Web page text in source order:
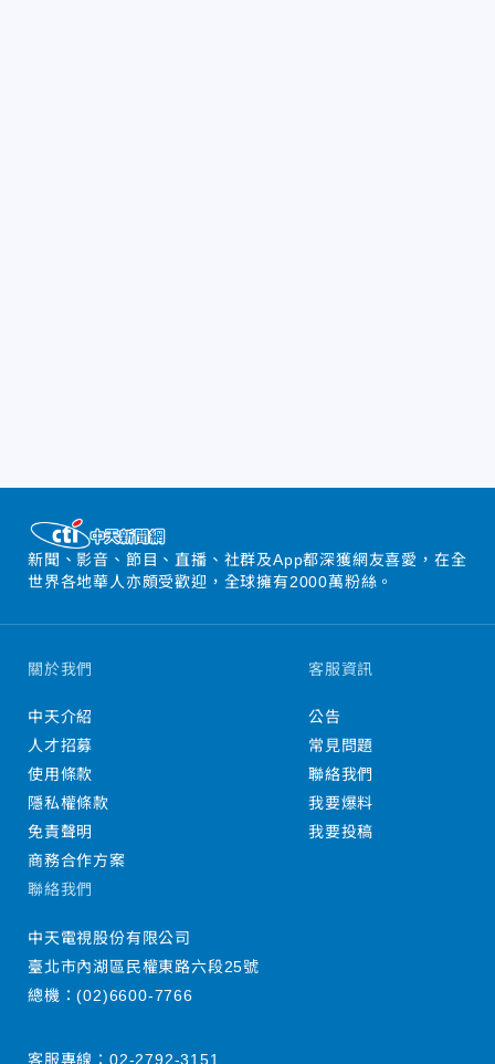
新聞、影音、節目、直播、社群及App都深獲網友喜愛，在全
世界各地華人亦頗受歡迎，全球擁有2000萬粉絲。
關於我們
中天介紹
人才招募
使用條款
隱私權條款
免責聲明
商務合作方案
客服資訊
公告
常見問題
聯絡我們
我要爆料
我要投稿
聯絡我們
中天電視股份有限公司
臺北市內湖區民權東路六段25號
總機：(02)6600-7766
客服專線： 02-2792-3151